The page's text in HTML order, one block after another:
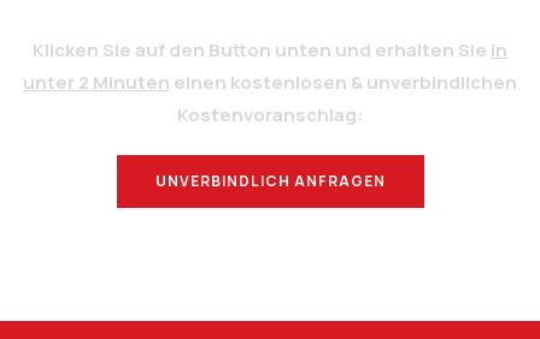
Klicken Sie auf den Button unten und erhalten Sie in
unter 2 Minuten einen kostenlosen & unverbindlichen
Kostenvoranschlag:
UNVERBINDLICH ANFRAGEN